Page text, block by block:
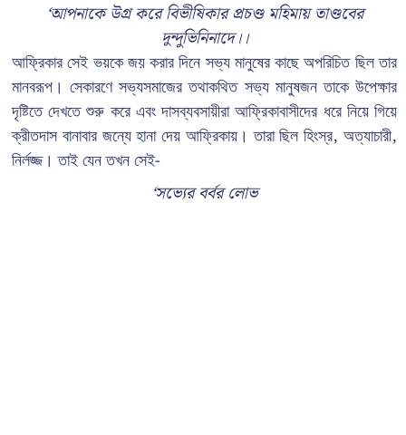
‘আপনাকে উগ্র করে বিভীষিকার প্রচণ্ড মহিমায় তাণ্ডবের
দুন্দুভিনিনাদে।।
আফ্রিকার সেই ভয়কে জয় করার দিনে সভ্য মানুষের কাছে অপরিচিত ছিল তার
মানবরূপ। সেকারণে সভ্যসমাজের তথাকথিত সভ্য মানুষজন তাকে উপেক্ষার
দৃষ্টিতে দেখতে শুরু করে এবং দাসব্যবসায়ীরা আফ্রিকাবাসীদের ধরে নিয়ে গিয়ে
ক্রীতদাস বানাবার জন্যে হানা দেয় আফ্রিকায়। তারা ছিল হিংস্র, অত্যাচারী,
নির্লজ্জ। তাই যেন তখন সেই-
‘সভ্যের বর্বর লোভ